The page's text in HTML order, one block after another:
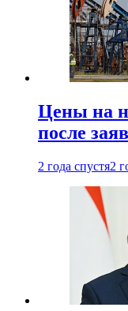
Цены на
после
2 года спустя2